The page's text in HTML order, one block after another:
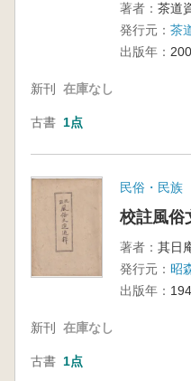
著者： 茶道
発行元： 茶
出版年：
新刊 在庫なし
古書 1点
民俗・民族
校註風俗
著者： 其日
発行元： 昭
出版年：
新刊 在庫なし
古書 1点